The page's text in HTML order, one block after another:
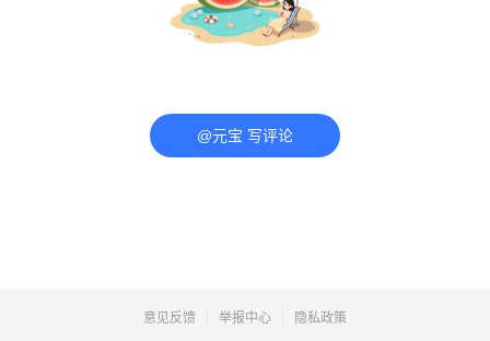
@元宝 写评论
意见反馈 举报中心 隐私政策